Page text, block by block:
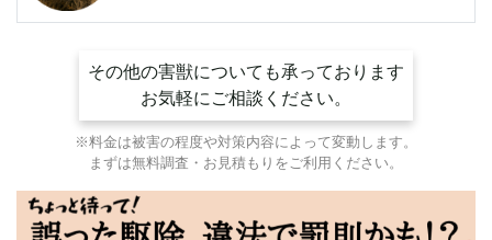
その他の害獣についても承っております
お気軽にご相談ください。
※料金は被害の程度や対策内容によって変動します。
まずは無料調査・お見積もりをご利用ください。